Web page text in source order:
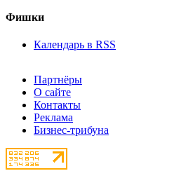
Фишки
Календарь в RSS
Партнёры
О сайте
Контакты
Реклама
Бизнес-трибуна